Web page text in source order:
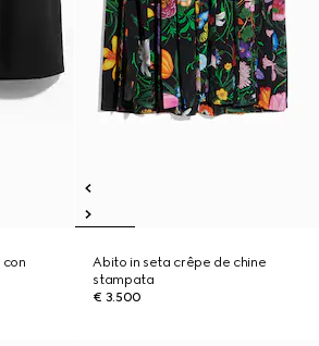
con
Abito in seta crêpe de chine
stampata
€ 3.500